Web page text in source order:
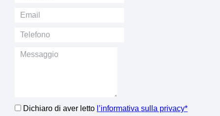
Dichiaro di aver letto l’informativa sulla privacy*